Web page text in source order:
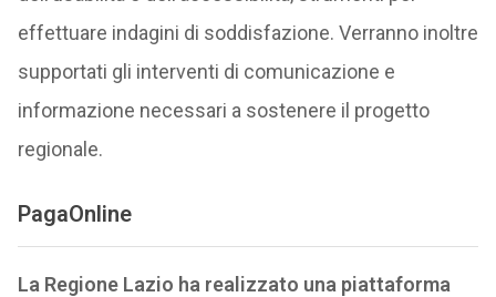
effettuare indagini di soddisfazione. Verranno inoltre
supportati gli interventi di comunicazione e
informazione necessari a sostenere il progetto
regionale.
PagaOnline
La Regione Lazio ha realizzato una piattaforma